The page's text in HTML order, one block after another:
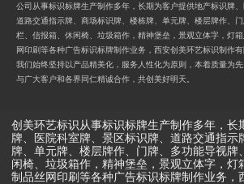
公司从事标识标牌生产制作多年，长期为客户提供地产标识牌、
道路交通指示牌、商场标识牌、楼栋牌、单元牌、楼层牌作、
栏、信报箱、休闲椅、垃圾箱作，精神堡垒，景观立体字，灯
网印刷等各种广告标识标牌制作业务，西安创美环艺标识制作
我们始终坚持以产品精美化，服务人性化为原则，本着质量为
与广大客户和各界同仁精诚合作，共创美好明天。
创美环艺标识从事标识标牌生产制作多年，长
牌、医院科室牌、景区标识牌、道路交通指示
牌、单元牌、楼层牌作、门牌、多功能导视牌
闲椅、垃圾箱作，精神堡垒，景观立体字，灯
制品丝网印刷等各种广告标识标牌制作业务，